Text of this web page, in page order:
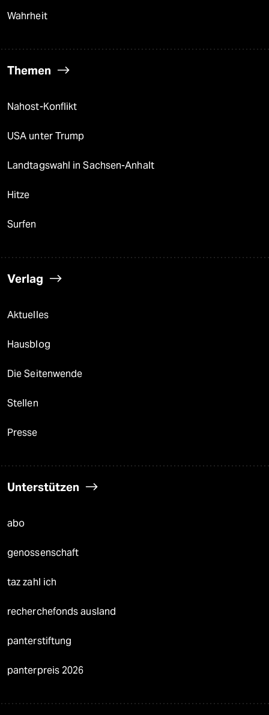
Wahrheit
Themen
Nahost-Konflikt
USA unter Trump
Landtagswahl in Sachsen-Anhalt
Hitze
Surfen
Verlag
Aktuelles
Hausblog
Die Seitenwende
Stellen
Presse
Unterstützen
abo
genossenschaft
taz zahl ich
recherchefonds ausland
panterstiftung
panterpreis 2026